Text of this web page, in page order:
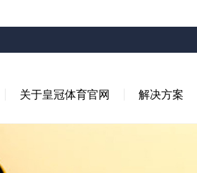
关于皇冠体育官网 解决方案